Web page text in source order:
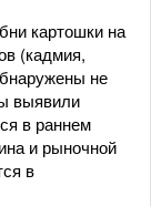
картошки на
(кадмия,
не
выявили
в раннем
и рыночной
в